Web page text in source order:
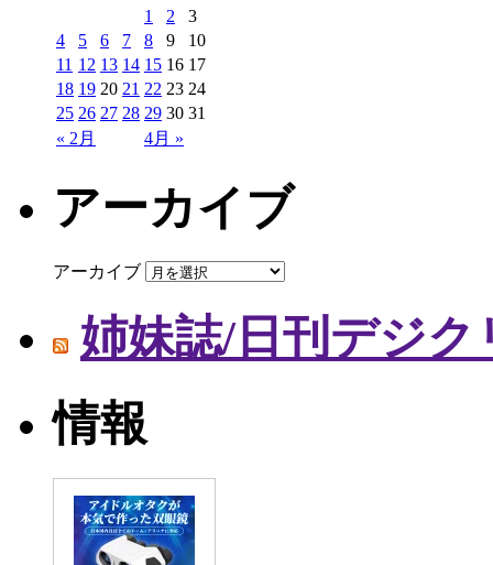
« 2月 4月 »
1 2
3
4
5 6 7 8 9
10
11 12 13 14 15 16 17
18 19 20 21 22 23 24
25 26 27 28 29 30 31
アーカイブ
アーカイブ
姉妹誌/日刊デジク
情報